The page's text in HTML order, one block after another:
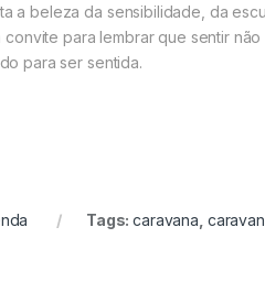
a beleza da sensibilidade, da
para lembrar que sentir não
para ser sentida.
Tags:caravana